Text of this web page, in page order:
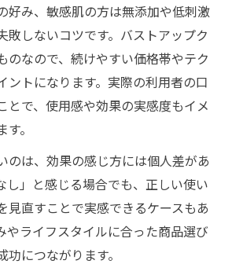
方法
感じたときのバストアップクリ
術
アップクリームの効果を最大限
コツ
トアで選ぶバストアップクリー
ップクリームを続けるコツとモチ
維持
者が知るべきクリームの選定基
好み、敏感肌の方は無添加や低刺激
敗しないコツです。バストアップク
のなので、続けやすい価格帯やテク
ントになります。実際の利用者の口
とで、使用感や効果の実感度もイメ
。
のは、効果の感じ方には個人差があ
し」と感じる場合でも、正しい使い
見直すことで実感できるケースもあ
やライフスタイルに合った商品選び
につながります。